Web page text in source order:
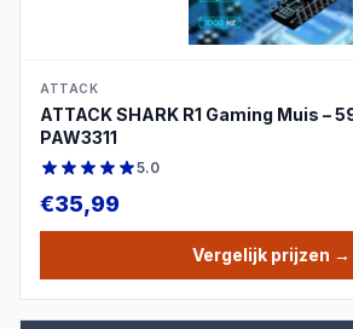
ATTACK
ATTACK SHARK R1 Gaming Muis –
PAW3311
5.0
€35,99
Vergelijk prijzen →